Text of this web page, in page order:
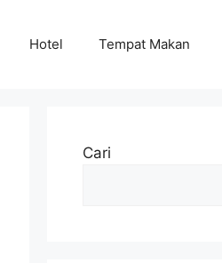
Hotel Tempat Makan
Cari